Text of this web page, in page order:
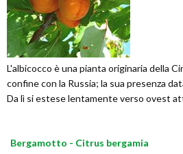
L'albicocco è una pianta originaria della
confine con la Russia; la sua presenza
Da lì si estese lentamente verso ovest
Bergamotto - Citrus bergamia